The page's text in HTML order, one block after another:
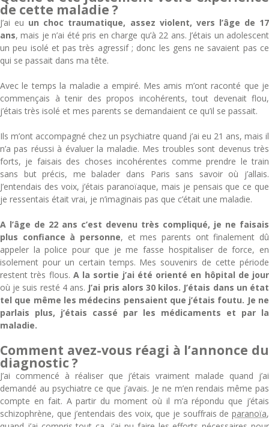
de cette maladie ?
J’ai eu un choc traumatique, assez violent, vers l’âge de 17
ans, mais je n’ai été pris en charge qu’à 22 ans. J’étais un adolescent
un peu isolé et pas très agressif ; donc les gens ne savaient pas ce
qui se passait dans ma tête.
Avec le temps la maladie a empiré. Mes amis m’ont raconté que je
commençais à tenir des propos incohérents, tout devenait flou,
j’étais très isolé et mes parents se demandaient ce qu’il se passait.
Ils m’ont accompagné chez un psychiatre quand j’ai eu 21 ans, mais il
n’a pas réussi à évaluer la maladie. Mes troubles sont devenus très
forts, je faisais des choses incohérentes comme prendre le train
sans but précis, me balader dans Paris sans savoir où j’allais.
J’entendais des voix, j’étais paranoïaque, mais je pensais que ce que
je ressentais était vrai, je n’imaginais pas que c’était une maladie.
A l’âge de 22 ans c’est devenu très compliqué, je ne faisais
plus confiance à personne, et mes parents ont finalement dû
appeler la police pour que je me fasse hospitaliser de force, en
isolement pour un certain temps. Mes souvenirs de cette période
restent très flous. A la sortie j’ai été orienté en hôpital de jour
où je suis resté 4 ans. J’ai pris alors 30 kilos. J’étais dans un état
tel que même les médecins pensaient que j’étais foutu. Je ne
parlais plus, j’étais cassé par les médicaments et par la
maladie.
Comment avez-vous réagi à l’annonce du
diagnostic ?
J’ai commencé à réaliser que j’étais vraiment malade quand j’ai
demandé au psychiatre ce que j’avais. Je ne m’en rendais même pas
compte en fait. A partir du moment où il m’a répondu que j’étais
schizophrène, que j’entendais des voix, que je souffrais de paranoïa,